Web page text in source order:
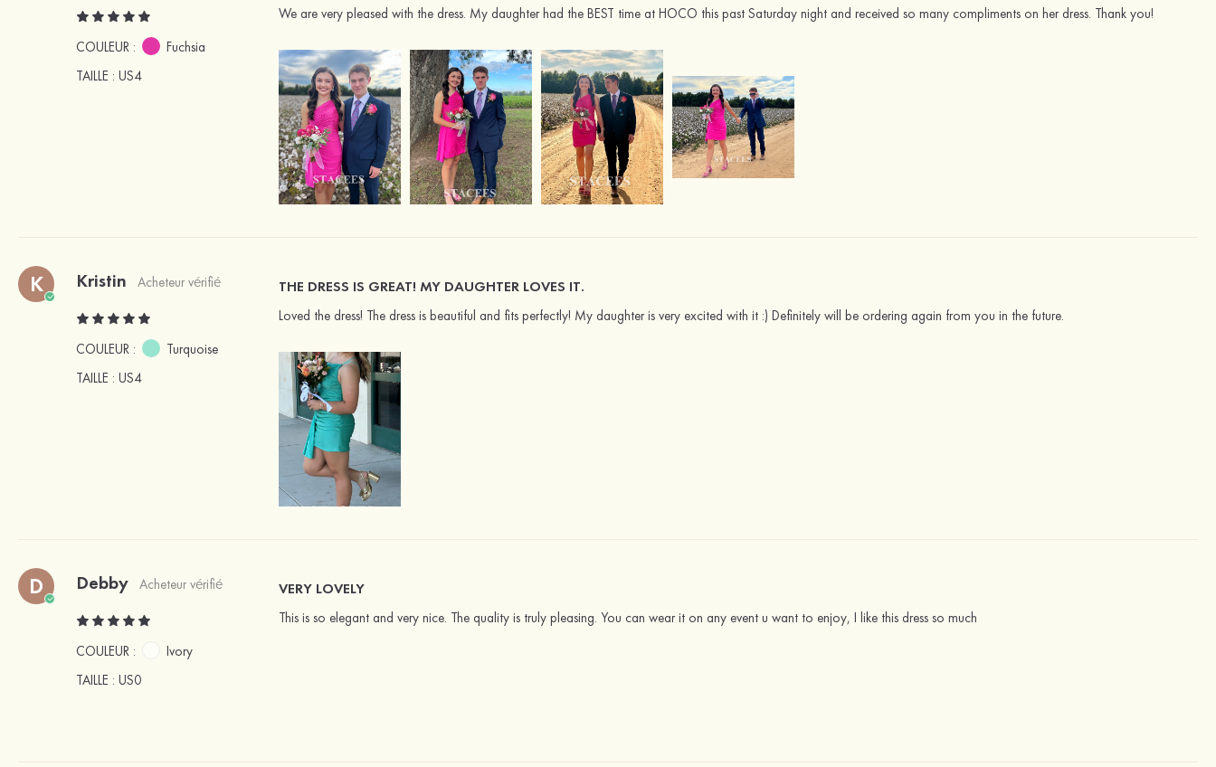
COULEUR :
Fuchsia
TAILLE : US4
We are very pleased with the dress. My daughter had the BEST time at HOCO this past Saturday night and received so many compliments on her dress. Thank you!
K Kristin Acheteur vérifié
COULEUR :
Turquoise
TAILLE : US4
THE DRESS IS GREAT! MY DAUGHTER LOVES IT.
Loved the dress! The dress is beautiful and fits perfectly! My daughter is very excited with it :) Definitely will be ordering again from you in the future.
D Debby Acheteur vérifié
COULEUR :
Ivory
TAILLE : US0
VERY LOVELY
This is so elegant and very nice. The quality is truly pleasing. You can wear it on any event u want to enjoy, I like this dress so much